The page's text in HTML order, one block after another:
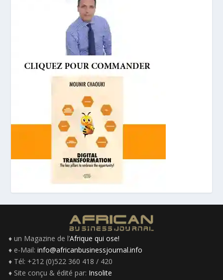
♦ un Magazine de l’Afrique qui ose!
♦ e-Mail: info@africanbusinessjournal.info
♦ Tél: +212 (0)522 360 418 / 420
♦ Site conçu & édité par: Insolite